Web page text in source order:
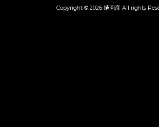
Copyright © 2026 焼肉彦 All rights